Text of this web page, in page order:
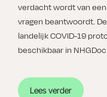
verdacht wordt van
vragen beantwoordt.
landelijk COVID-19
beschikbaar in
Lees verder“Landelijke